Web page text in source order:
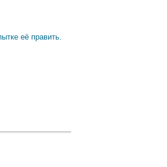
её править.